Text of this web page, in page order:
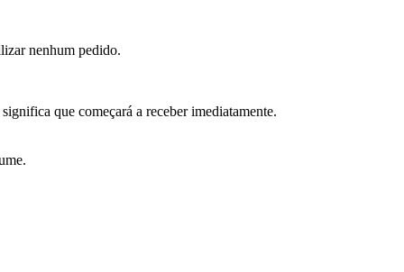
nenhum pedido.
que começará a receber imediatamente.